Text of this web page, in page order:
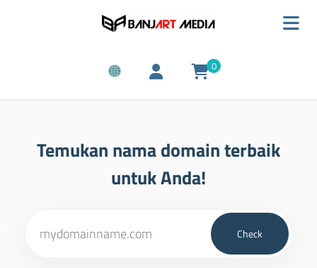
0
Temukan nama domain terbaik
untuk Anda!